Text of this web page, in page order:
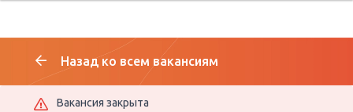
Назад ко всем вакансиям
Вакансия закрыта